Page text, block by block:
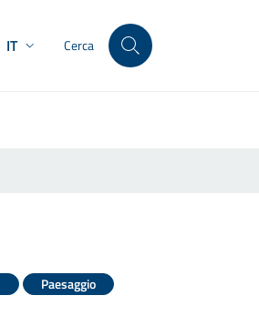
IT Cerca
Paesaggio